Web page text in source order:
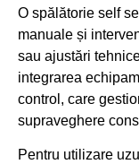
O spălătorie self
manuale și
sau ajustări
integrarea
control, care
supraveghere
Pentru utilizare